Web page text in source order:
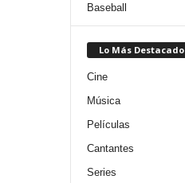
Baseball
Lo Más Destacado
Cine
Música
Películas
Cantantes
Series